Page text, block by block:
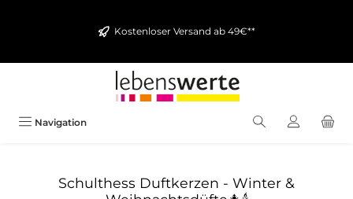
Kostenloser Versand ab 49€**
Navigation
Schulthess Duftkerzen - Winter &